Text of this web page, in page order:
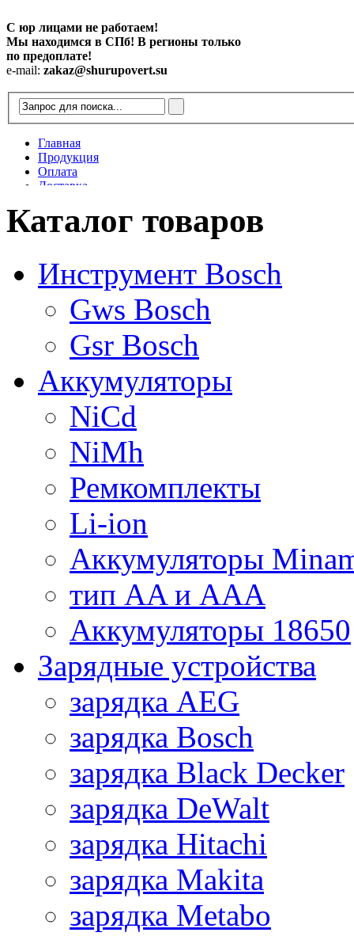
С юр лицами не работаем!
Мы находимся в СПб! В регионы только
по предоплате!
e-mail: zakaz@shurupovert.su
Главная
Продукция
Оплата
Доставка
Статьи
Каталог товаров
Инструмент Bosch
Gws Bosch
Gsr Bosch
Аккумуляторы
NiCd
NiMh
Ремкомплекты
Li-ion
Аккумуляторы
тип AA и AAA
Аккумуляторы 18650
Зарядные устройства
зарядка AEG
зарядка Bosch
зарядка Black Decker
зарядка DeWalt
зарядка Hitachi
зарядка Makita
зарядка Metabo